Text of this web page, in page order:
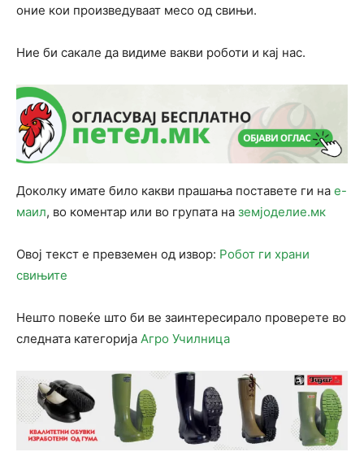
оние кои произведуваат месо од свињи.
Ние би сакале да видиме вакви роботи и кај нас.
Доколку имате било какви прашања поставете ги на е-
маил, во коментар или во групата на земјоделие.мк
Овој текст е превземен од извор: Робот ги храни
свињите
Нешто повеќе што би ве заинтересирало проверете во
следната категорија Агро Училница